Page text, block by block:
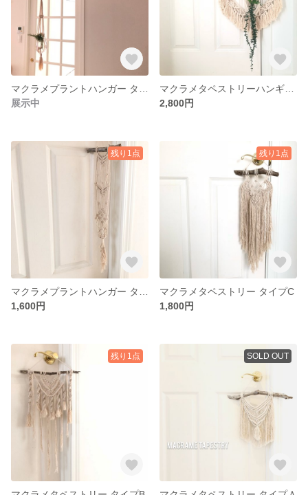
展示中
2,800円
残り1点
1,600円
残り1点
マクラメタペストリー タイプC
1,800円
残り1点 SOLD OUT